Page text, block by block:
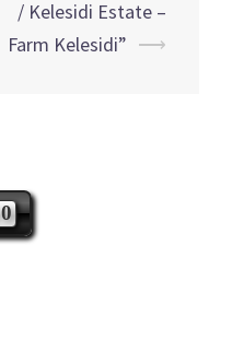
/ Kelesidi Estate –
Farm Kelesidi” ⟶
0